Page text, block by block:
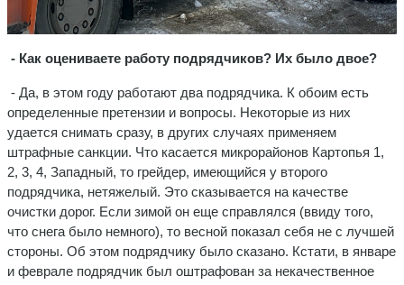
- Как оцениваете работу подрядчиков? Их было двое?
- Да, в этом году работают два подрядчика. К обоим есть
определенные претензии и вопросы. Некоторые из них
удается снимать сразу, в других случаях применяем
штрафные санкции. Что касается микрорайонов Картопья 1,
2, 3, 4, Западный, то грейдер, имеющийся у второго
подрядчика, нетяжелый. Это сказывается на качестве
очистки дорог. Если зимой он еще справлялся (ввиду того,
что снега было немного), то весной показал себя не с лучшей
стороны. Об этом подрядчику было сказано. Кстати, в январе
и феврале подрядчик был оштрафован за некачественное